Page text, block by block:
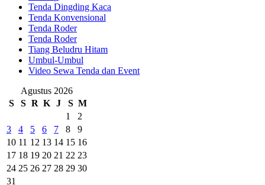
Tenda Dingding Kaca
Tenda Konvensional
Tenda Roder
Tenda Roder
Tiang Beludru Hitam
Umbul-Umbul
Video Sewa Tenda dan Event
Agustus 2026
S
S R K J S M
1
2
3
4 5 6 7 8
9
10 11 12 13 14 15 16
17 18 19 20 21 22 23
24 25 26 27 28 29 30
31